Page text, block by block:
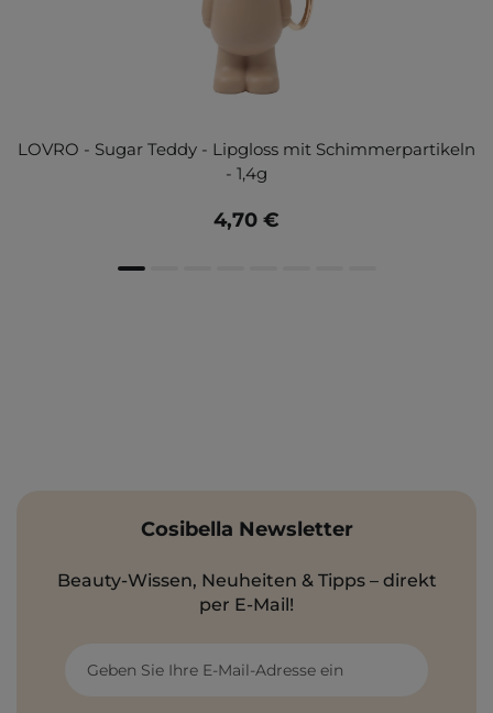
LOVRO - Sugar Teddy - Lipgloss mit Schimmerpartikeln
- 1,4g
4,70 €
Cosibella Newsletter
Beauty-Wissen, Neuheiten & Tipps – direkt
per E-Mail!
Geben Sie Ihre E-Mail-Adresse ein